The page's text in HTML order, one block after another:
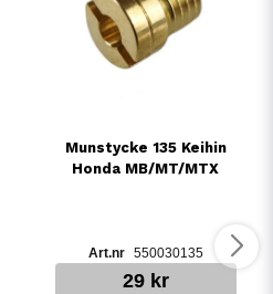
Munstycke 135 Keihin
Honda MB/MT/MTX
550030135
29 kr